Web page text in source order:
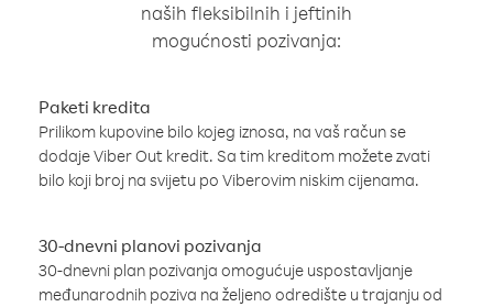
naših fleksibilnih i jeftinih
mogućnosti pozivanja:
Paketi kredita
Prilikom kupovine bilo kojeg iznosa, na vaš račun se
dodaje Viber Out kredit. Sa tim kreditom možete zvati
bilo koji broj na svijetu po Viberovim niskim cijenama.
30-dnevni planovi pozivanja
30-dnevni plan pozivanja omogućuje uspostavljanje
međunarodnih poziva na željeno odredište u trajanju od